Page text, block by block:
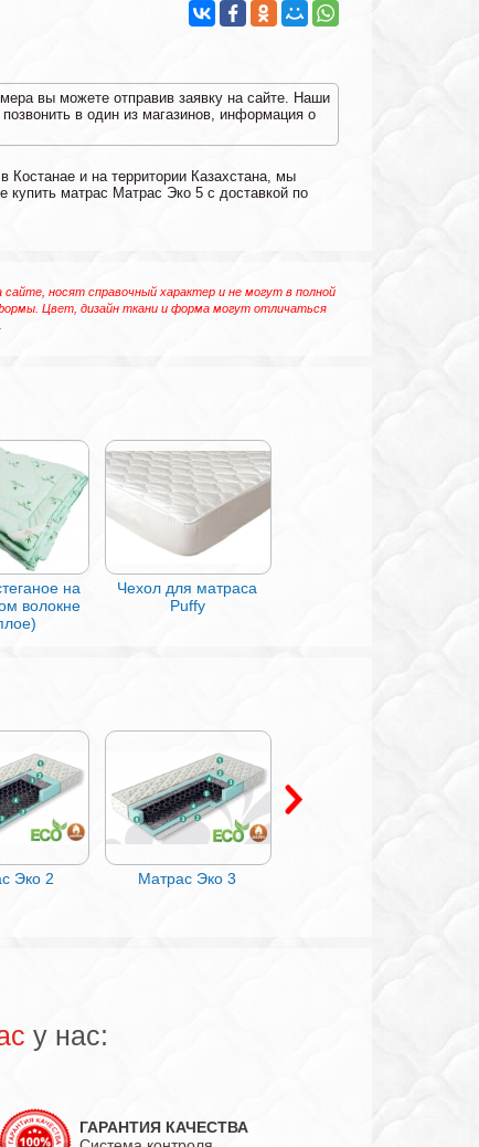
вы можете отправив заявку на сайте. Наши
в один из магазинов, информация о
и на территории Казахстана, мы
матрас Матрас Эко 5 с доставкой по
носят справочный характер и не могут в полной
Цвет, дизайн ткани и форма могут отличаться
на
волокне
Чехол для матраса
Puffy
Эко 2 Матрас Эко 3
у нас:
ГАРАНТИЯ КАЧЕСТВА